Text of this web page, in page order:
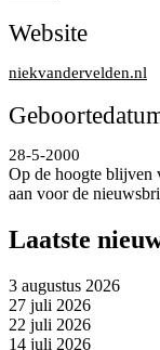
Website
niekvandervelden.nl
28-5-2000
Op de hoogte blijven
aan voor de
Laatste
3 augustus 2026
27 juli 2026
22 juli 2026
14 juli 2026